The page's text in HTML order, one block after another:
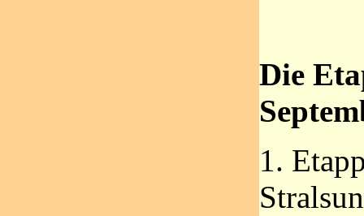
Die
1.